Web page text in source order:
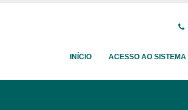
INÍCIO ACESSO AO SISTEMA